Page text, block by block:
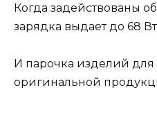
Когда задействованы
зарядка выдает до 68
И парочка изделий для
оригинальной